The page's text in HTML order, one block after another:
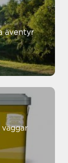
äventyr
väggar